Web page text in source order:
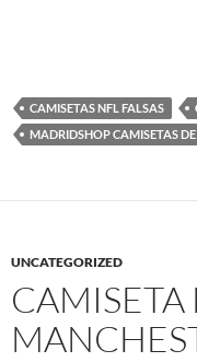
CAMISETAS NFL FALSAS
MADRIDSHOP CAMISETAS
UNCATEGORIZED
CAMISETA